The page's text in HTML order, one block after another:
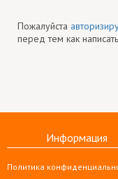
Пожалуйста
перед тем как
Информация
Политика